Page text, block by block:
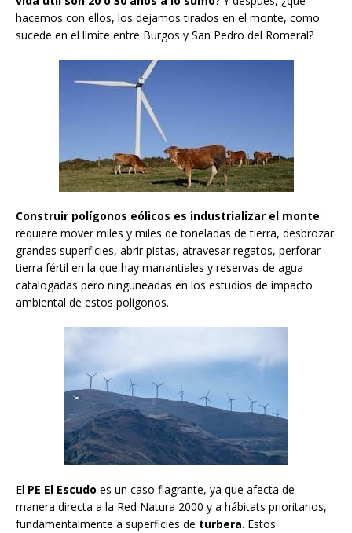
hacemos con ellos, los dejamos tirados en el monte, como
sucede en el límite entre Burgos y San Pedro del Romeral?
Construir polígonos eólicos es industrializar el monte:
requiere mover miles y miles de toneladas de tierra, desbrozar
grandes superficies, abrir pistas, atravesar regatos, perforar
tierra fértil en la que hay manantiales y reservas de agua
catalogadas pero ninguneadas en los estudios de impacto
ambiental de estos polígonos.
El PE El Escudo es un caso flagrante, ya que afecta de
manera directa a la Red Natura 2000 y a hábitats prioritarios,
fundamentalmente a superficies de turbera. Estos